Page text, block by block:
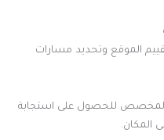
ساعة لتقييم الموقع وتحديد مسارات
للحصول على استجابة
المكان.